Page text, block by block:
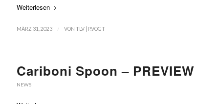
Weiterlesen
MÄRZ 31, 2023 / VON TLV | P.VOGT
Cariboni Spoon – PREVIEW
NEWS